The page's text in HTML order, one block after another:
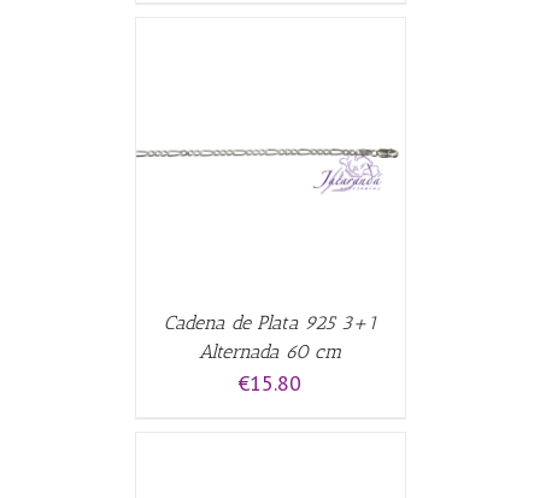
Cadena de Plata 925 3+1
Alternada 60 cm
€15.80